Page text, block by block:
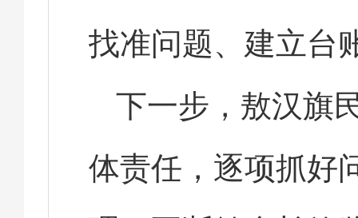
找准问题、建立台
下一步，敖汉旗
体责任，逐项抓好